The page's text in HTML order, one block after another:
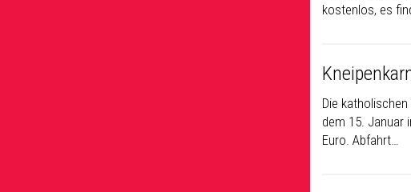
kostenlos, es
Die
dem 15. Januar
Euro. Abfahrt…